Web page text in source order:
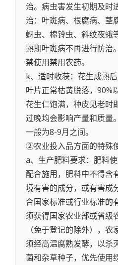
治。病虫害发生初期及时
治：叶斑病、根腐病、茎
蚜虫、棉铃虫、斜纹夜蛾
熟期叶斑病不再进行防治
禁使用禁用农药。
k、适时收获：花生成熟
叶片正常枯黄脱落，90%
花生仁饱满，种皮见老时
过晚均会影响产量和质量
一般为8-9月之间。
②农业投入品方面的特殊
a、生产肥料要求：肥料
配合施用，肥料中不得含
境有害的成分，或有害成
合国家标准或行业标准的
须获得国家农业部或省级
（免于登记的除外），
须经高温腐熟发酵，以杀
菌和杂草种子，优先使用